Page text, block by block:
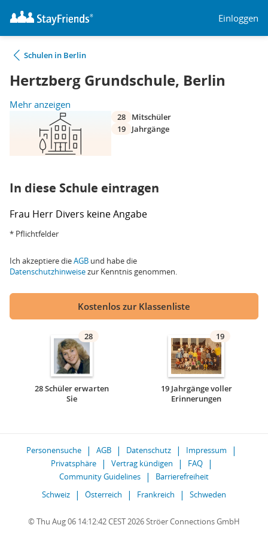
Einloggen
Schulen in Berlin
Hertzberg Grundschule, Berlin
Mehr anzeigen
28
Mitschüler
19
Jahrgänge
In diese Schule eintragen
Frau Herr Divers keine Angabe
* Pflichtfelder
Ich akzeptiere dieAGB und habe die
Datenschutzhinweisezur Kenntnis genommen.
Kostenlos zur Klassenliste
28
28 Schüler erwarten
Sie
19
19 Jahrgänge voller
Erinnerungen
Personensuche AGB Datenschutz
Impressum
Privatsphäre
Vertrag kündigen
FAQ
Community Guidelines
Barrierefreiheit
Schweiz
Österreich Frankreich Schweden
© Thu Aug 06 14:12:42 CEST 2026 Ströer Connections GmbH